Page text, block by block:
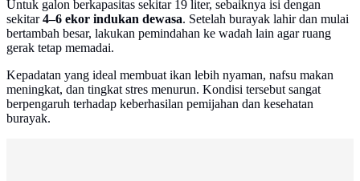
Untuk galon berkapasitas sekitar 19 liter, sebaiknya isi dengan
sekitar4–6 ekor indukan dewasa. Setelah burayak lahir dan mulai
bertambah besar, lakukan pemindahan ke wadah lain agar ruang
gerak tetap memadai.
Kepadatan yang ideal membuat ikan lebih nyaman, nafsu makan
meningkat, dan tingkat stres menurun. Kondisi tersebut sangat
berpengaruh terhadap keberhasilan pemijahan dan kesehatan
burayak.